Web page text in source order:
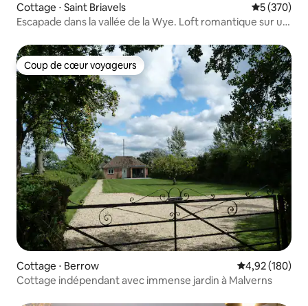
Cottage ⋅ Saint Briavels Évaluation
5 (370)
Escapade dans la vallée de la Wye. Loft romantique sur un
Coup de cœur voyageurs
Coup de cœur voyageurs
Cottage ⋅ Berrow Évaluation
4,92 (180)
Cottage indépendant avec immense jardin à Malverns